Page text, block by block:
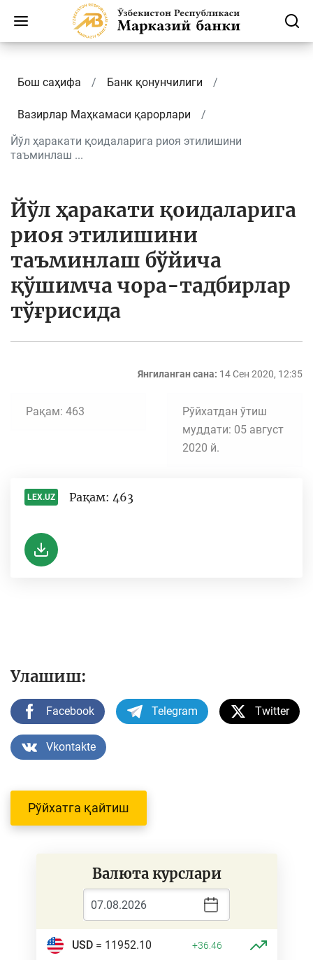
Бош саҳифа Банк қонунчилиги
Вазирлар Маҳкамаси қарорлари
Йўл ҳаракати қоидаларига риоя этилишини
таъминлаш ...
Йўл ҳаракати қоидаларига
риоя этилишини
таъминлаш бўйича
қўшимча чора-тадбирлар
тўғрисида
Янгиланган сана: 14 Сен 2020, 12:35
Рақам: 463
Рўйхатдан ўтиш
муддати: 05 август
2020 й.
LEX.UZ Рақам: 463
Улашиш:
Facebook Telegram Twitter
Vkontakte
Рўйхатга қайтиш
Валюта курслари
USD= 11952.10 +36.46